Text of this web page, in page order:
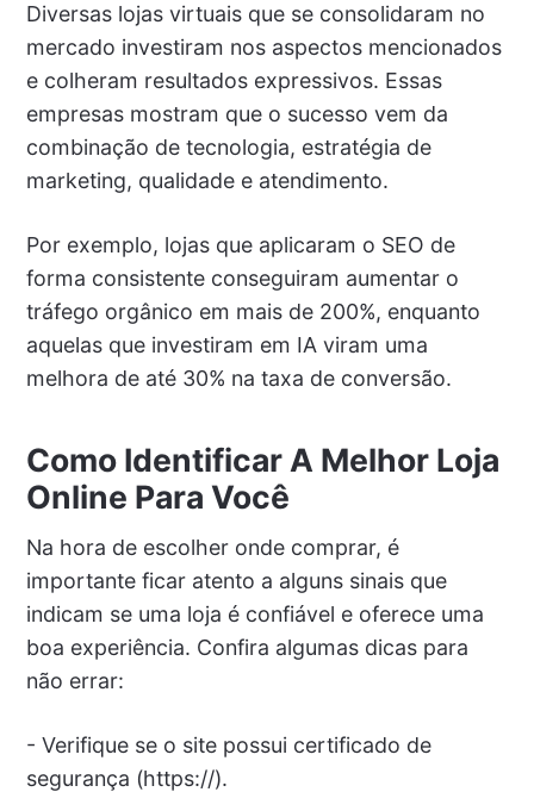
Diversas lojas virtuais que se consolidaram no
mercado investiram nos aspectos mencionados
e colheram resultados expressivos. Essas
empresas mostram que o sucesso vem da
combinação de tecnologia, estratégia de
marketing, qualidade e atendimento.
Por exemplo, lojas que aplicaram o SEO de
forma consistente conseguiram aumentar o
tráfego orgânico em mais de 200%, enquanto
aquelas que investiram em IA viram uma
melhora de até 30% na taxa de conversão.
Como Identificar A Melhor Loja
Online Para Você
Na hora de escolher onde comprar, é
importante ficar atento a alguns sinais que
indicam se uma loja é confiável e oferece uma
boa experiência. Confira algumas dicas para
não errar:
- Verifique se o site possui certificado de
segurança (https://).